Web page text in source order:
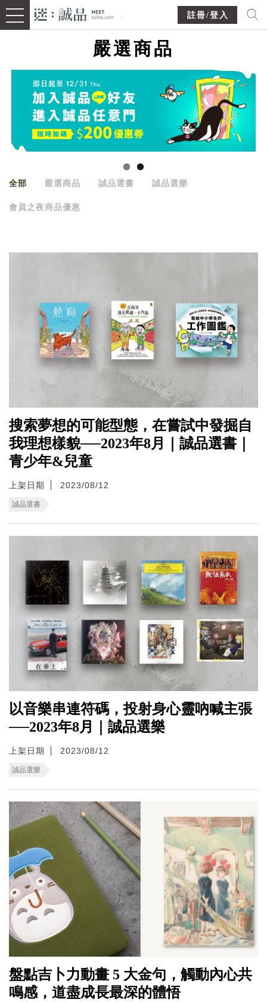
註冊/登入
嚴選商品
全部 嚴選商品 誠品選書 誠品選樂
會員之夜商品優惠
搜索夢想的可能型態，在嘗試中發掘自
我理想樣貌──2023年8月｜誠品選書｜
青少年&兒童
上架日期 2023/08/12
誠品選書
以音樂串連符碼，投射身心靈吶喊主張
──2023年8月｜誠品選樂
上架日期 2023/08/12
誠品選樂
盤點吉卜力動畫 5 大金句，觸動內心共
鳴感，道盡成長最深的體悟